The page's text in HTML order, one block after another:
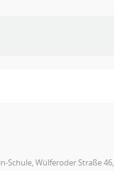
Schule, Wülferoder Straße 46,